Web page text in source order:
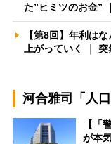
た”ヒミツのお金”
【第8回】年利は
上がっていく ｜
河合雅司「人
【「
が本